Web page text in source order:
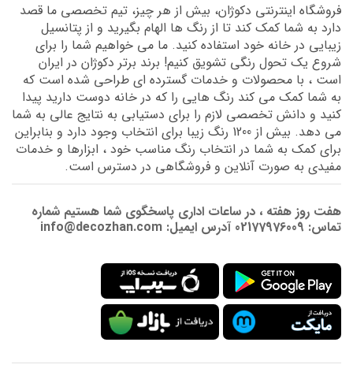
فروشگاه اینترنتی دکوژان، بیش از هر چیز، تیم تخصصی ما قصد
دارد به شما کمک کند تا از رنگ ها الهام بگیرید و از پتانسیل
زیبایی در خانه خود استفاده کنید. ما می خواهیم شما را برای
شروع یک تحول رنگی تشویق کنیم! برند برتر دکوژان در ایران
است ، با محصولات و خدمات گسترده ای طراحی شده است که
به شما کمک می کند رنگ هایی را که در خانه دوست دارید پیدا
کنید و دانش تخصصی لازم را برای دستیابی به نتایج عالی به شما
می دهد. بیش از 1200 رنگ زیبا برای انتخاب وجود دارد و بنابراین
برای کمک به شما در انتخاب رنگ مناسب خود ، ابزارها و خدمات
مفیدی به صورت آنلاین و فروشگاهی در دسترس است.
هفت روز هفته ، در ساعات اداری پاسخگوی شما هستیم شماره
تماس: 02177976009 آدرس ایمیل: info@decozhan.com